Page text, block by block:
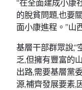
的脫貧問題,也要
面小康進程。”山
基層干部群眾說
乏,但擁有豐富的
出路,需要基層黨
源,補齊發展要素,